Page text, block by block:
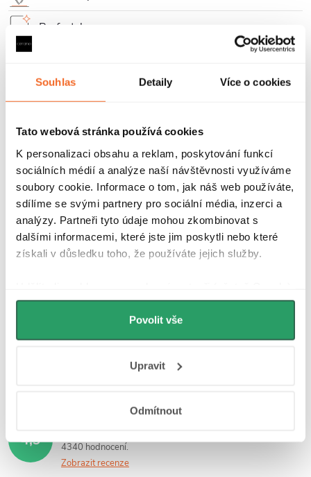
Souhlas Detaily Více o cookies
Tato webová stránka používá cookies
K personalizaci obsahu a reklam, poskytování funkcí
sociálních médií a analýze naší návštěvnosti využíváme
soubory cookie. Informace o tom, jak náš web používáte,
sdílíme se svými partnery pro sociální média, inzerci a
analýzy. Partneři tyto údaje mohou zkombinovat s
dalšími informacemi, které jste jim poskytli nebo které
získali v důsledku toho, že používáte jejich služby.
můžeme používat cookies pro analytiku a
personalizovanou reklamu. Jak Google zpracovává
osobní údaje najdete na stránkách
Povolit vše
Upravit
Odmítnout
Perfectclean
Recenze
Diskuse
Značka
Další inspirace
4,9
4340 hodnocení
Zobrazit recenze